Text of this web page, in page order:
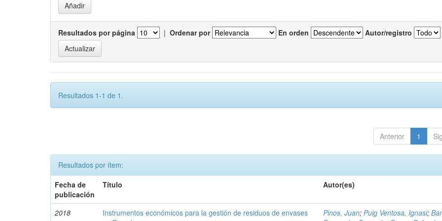
Resultados por página | Ordenar por En orden Autor/registro
Resultados 1-1 de 1.
Anterior 1
Resultados por ítem:
Fecha de
publicación
Título Autor(es)
2018
Instrumentos económicos para la gestión de residuos de envases
Pinos, Juan;Puig Ventosa, Ignasi;